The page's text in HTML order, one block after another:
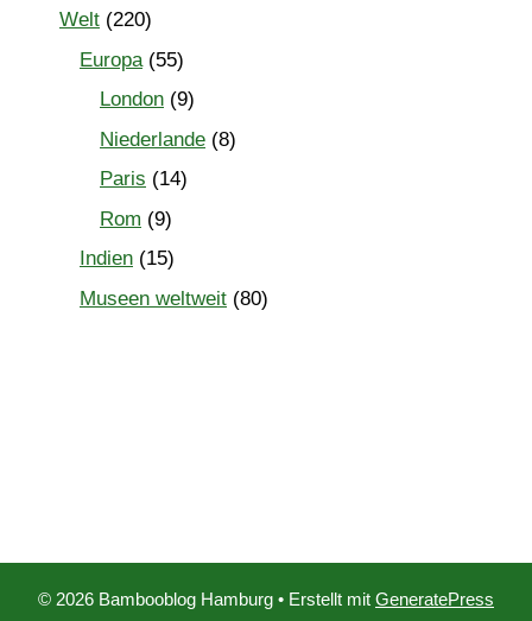
Welt (220)
Europa (55)
London (9)
Niederlande (8)
Paris (14)
Rom (9)
Indien (15)
Museen weltweit (80)
© 2026 Bambooblog Hamburg • Erstellt mit GeneratePress